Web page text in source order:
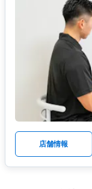
店舗情報